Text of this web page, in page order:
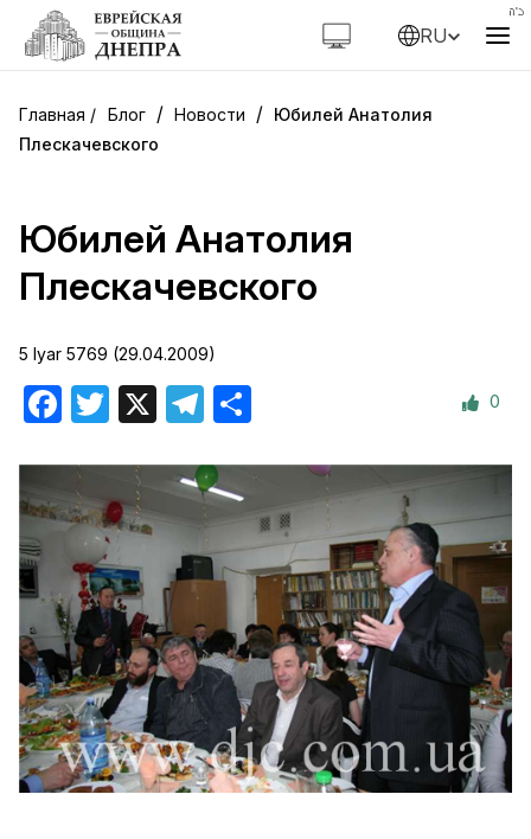
RU
Блог / Новости / Юбилей Анатолия
Плескачевского
Юбилей Анатолия
Плескачевского
5 Iyar 5769 (29.04.2009)
Facebook
Twitter Telegram 0